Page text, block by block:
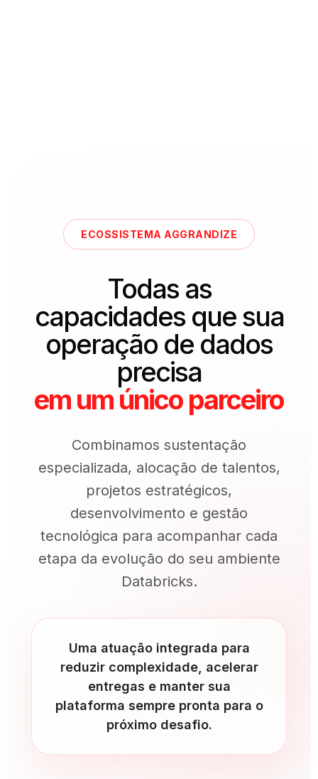
ECOSSISTEMA AGGRANDIZE
Todas as
capacidades que sua
operação de dados
precisa
em um único parceiro
Combinamos sustentação
especializada, alocação de talentos,
projetos estratégicos,
desenvolvimento e gestão
tecnológica para acompanhar cada
etapa da evolução do seu ambiente
Databricks.
Uma atuação integrada para
reduzir complexidade, acelerar
entregas e manter sua
plataforma sempre pronta para o
próximo desafio.